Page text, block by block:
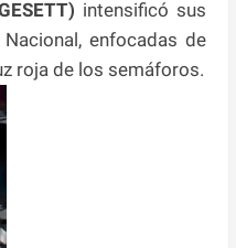
intensificó sus
enfocadas de
roja de los semáforos.